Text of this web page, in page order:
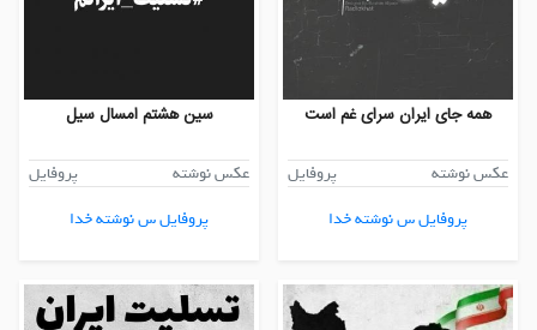
همه جای ایران سرای غم است
عکس نوشته
پروفایل
پروفایل س نوشته خدا
سین هشتم امسال سیل
عکس نوشته
پروفایل
پروفایل س نوشته خدا